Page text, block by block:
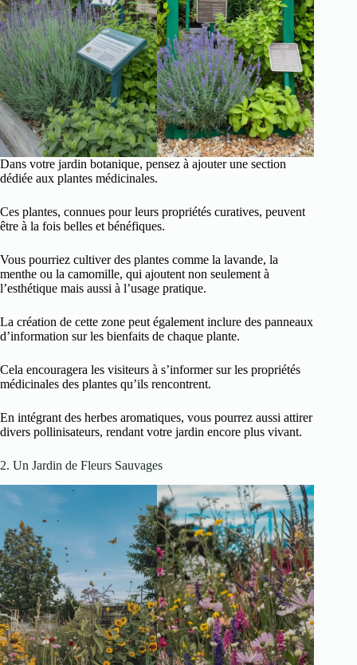
Dans votre jardin botanique, pensez à ajouter une section
dédiée aux plantes médicinales.
Ces plantes, connues pour leurs propriétés curatives, peuvent
être à la fois belles et bénéfiques.
Vous pourriez cultiver des plantes comme la lavande, la
menthe ou la camomille, qui ajoutent non seulement à
l’esthétique mais aussi à l’usage pratique.
La création de cette zone peut également inclure des panneaux
d’information sur les bienfaits de chaque plante.
Cela encouragera les visiteurs à s’informer sur les propriétés
médicinales des plantes qu’ils rencontrent.
En intégrant des herbes aromatiques, vous pourrez aussi attirer
divers pollinisateurs, rendant votre jardin encore plus vivant.
2. Un Jardin de Fleurs Sauvages